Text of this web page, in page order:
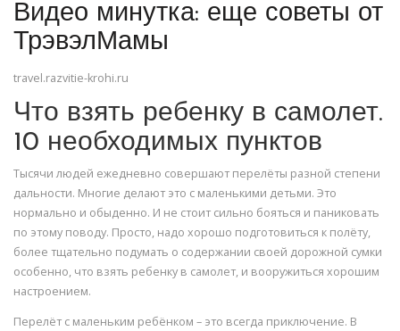
Видео минутка: еще советы от
ТрэвэлМамы
travel.razvitie-krohi.ru
Что взять ребенку в самолет.
10 необходимых пунктов
Тысячи людей ежедневно совершают перелёты разной степени
дальности. Многие делают это с маленькими детьми. Это
нормально и обыденно. И не стоит сильно бояться и паниковать
по этому поводу. Просто, надо хорошо подготовиться к полёту,
более тщательно подумать о содержании своей дорожной сумки
особенно, что взять ребенку в самолет, и вооружиться хорошим
настроением.
Перелёт с маленьким ребёнком – это всегда приключение. В